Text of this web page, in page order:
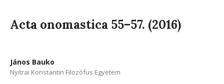
Acta onomastica 55–57. (2016)
János Bauko
Nyitrai Konstantin Filozófus Egyetem